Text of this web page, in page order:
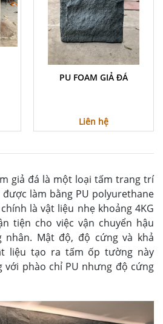
PU FOAM GIẢ ĐÁ
Liên hệ
giả đá là một loại tấm trang trí
làm bằng PU polyurethane
là vật liệu nhẹ khoảng 4KG
tiện cho việc vận chuyển hậu
nhân. Mật độ, độ cứng và khả
liệu tạo ra tấm ốp tường này
với phào chỉ PU nhưng độ cứng